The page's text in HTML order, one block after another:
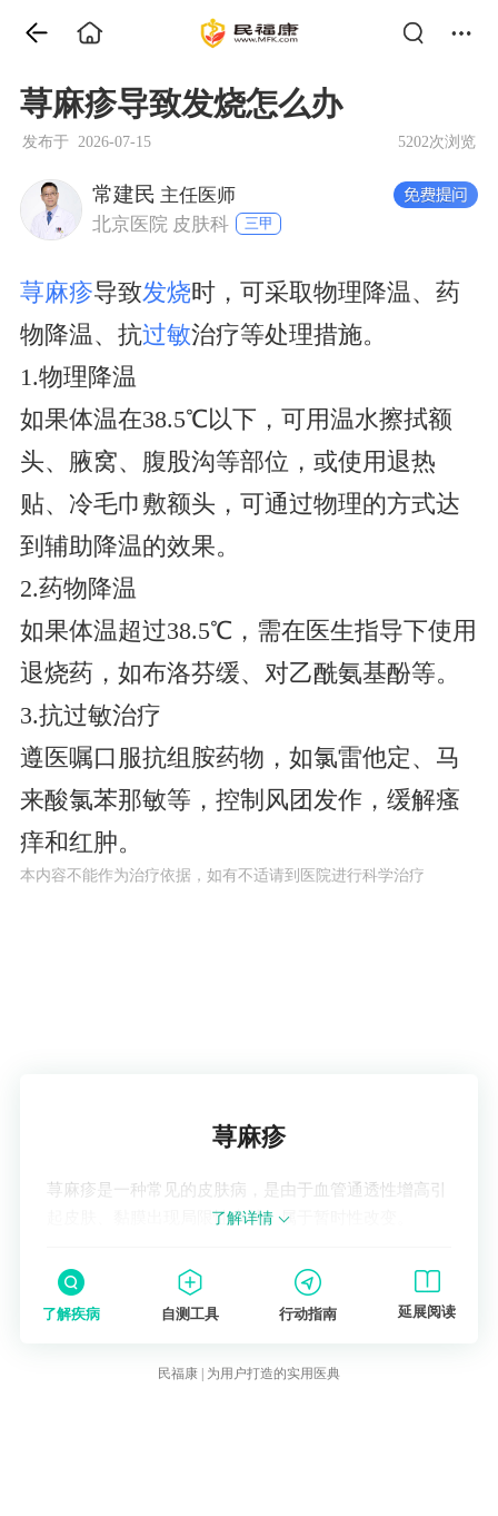
荨麻疹导致发烧怎么办
发布于 2026-07-15 5202次浏览
常建民 主任医师
北京医院 皮肤科
三甲
荨麻疹导致发烧时，可采取物理降温、药
物降温、抗过敏治疗等处理措施。
1.物理降温
如果体温在38.5℃以下，可用温水擦拭额
头、腋窝、腹股沟等部位，或使用退热
贴、冷毛巾敷额头，可通过物理的方式达
到辅助降温的效果。
2.药物降温
如果体温超过38.5℃，需在医生指导下使用
退烧药，如布洛芬缓、对乙酰氨基酚等。
3.抗过敏治疗
遵医嘱口服抗组胺药物，如氯雷他定、马
来酸氯苯那敏等，控制风团发作，缓解瘙
痒和红肿。
本内容不能作为治疗依据，如有不适请到医院进行科学治疗
荨麻疹
荨麻疹是一种常见的皮肤病，是由于血管通透性增高引
起皮肤、黏膜出现局限性水肿，属于暂时性改变。
了解详情
了解疾病 自测工具 行动指南 延展阅读
民福康 | 为用户打造的实用医典